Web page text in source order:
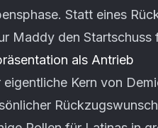
Statt eines
Maddy den Startschuss
als Antrieb
eigentliche Kern von